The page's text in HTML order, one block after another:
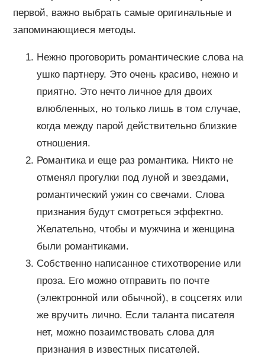
первой, важно выбрать самые оригинальные и
запоминающиеся методы.
Нежно проговорить романтические слова на
ушко партнеру. Это очень красиво, нежно и
приятно. Это нечто личное для двоих
влюбленных, но только лишь в том случае,
когда между парой действительно близкие
отношения.
Романтика и еще раз романтика. Никто не
отменял прогулки под луной и звездами,
романтический ужин со свечами. Слова
признания будут смотреться эффектно.
Желательно, чтобы и мужчина и женщина
были романтиками.
Собственно написанное стихотворение или
проза. Его можно отправить по почте
(электронной или обычной), в соцсетях или
же вручить лично. Если таланта писателя
нет, можно позаимствовать слова для
признания в известных писателей.